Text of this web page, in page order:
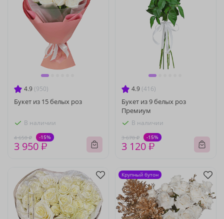
4.9 (950)
Букет из 15 белых роз
В наличии
4 650 ₽ -15%
3 950 ₽
4.9 (416)
Букет из 9 белых роз
Премиум
В наличии
3 670 ₽ -15%
3 120 ₽
Крупный бутон